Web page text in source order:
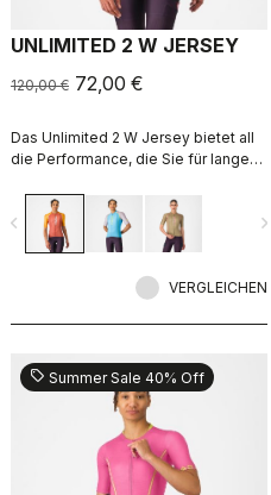
UNLIMITED 2 W JERSEY
120,00 € 72,00 €
Das Unlimited 2 W Jersey bietet all
die Performance, die Sie für lange
navigate_before
VERGLEICHEN
sell Summer Sale 40% Off